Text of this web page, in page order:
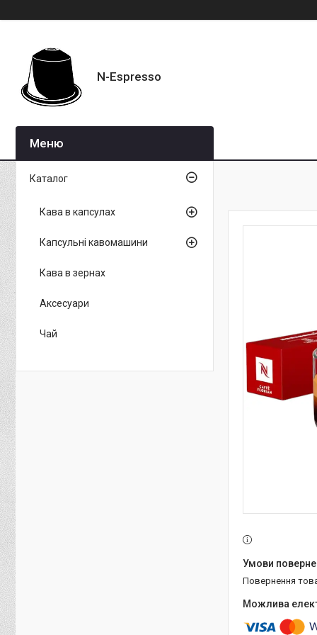
N-Espresso
повернення
Каталог
Кава в капсулах
Капсульні кавомашини
Кава в зернах
Аксесуари
Чай